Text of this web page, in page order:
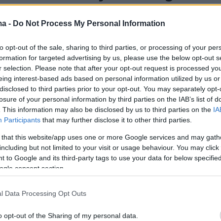
- Do Not Process My Personal Information
opt-out of the sale, sharing to third parties, or processing of your
for targeted advertising by us, please use the below opt-out
selection. Please note that after your opt-out request is processed
interest-based ads based on personal information utilized by us
to third parties prior to your opt-out. You may separately
of your personal information by third parties on the IAB’s list of
This information may also be disclosed by us to third parties on the
Participants that may further disclose it to other third parties.
that this website/app uses one or more Google services and may
but not limited to your visit or usage behaviour. You may
to Google and its third-party tags to use your data for below
consent section.
Data Processing Opt Outs
opt-out of the Sharing of my personal data.
κομμάτια τους για τη
έκαναν ένα διάλειμμα από τις πρόβες για
του Sing for Greece 2026
η Evangelia για τη γιαγιά
γλυκιά μου ανάμνηση από
θα κλάψω, είπε βουρκωμένη η τραγουδίστρια
9